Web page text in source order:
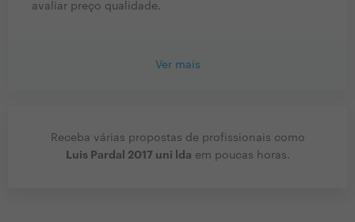
avaliar preço qualidade.
Ver mais
Receba várias propostas de profissionais como
Luis Pardal 2017 uni lda em poucas horas.